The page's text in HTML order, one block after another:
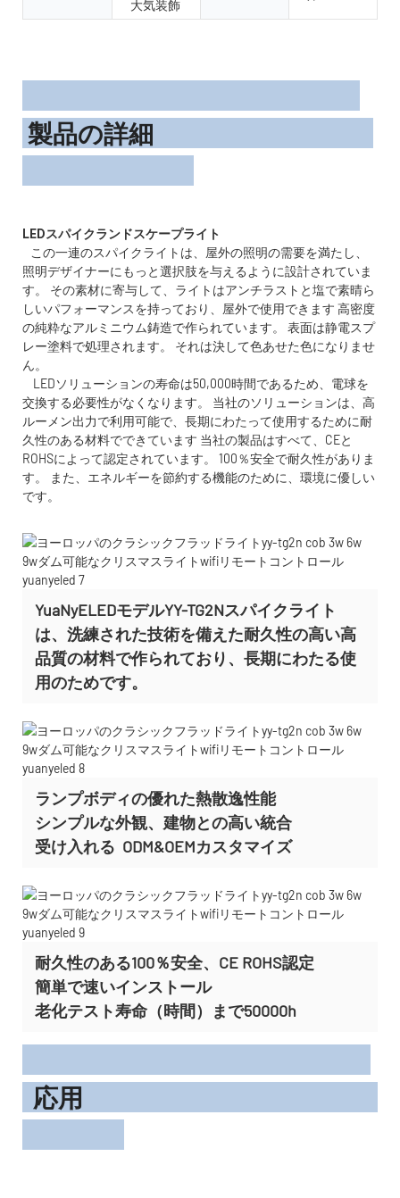
大気装飾
製品の詳細
この一連のスパイクライトは、屋外の照明の需要を満たし、
照明デザイナーにもっと選択肢を与えるように設計されていま
す。 その素材に寄与して、ライトはアンチラストと塩で素晴ら
しいパフォーマンスを持っており、屋外で使用できます 高密度
の純粋なアルミニウム鋳造で作られています。 表面は静電スプ
レー塗料で処理されます。 それは決して色あせた色になりませ
ん。
LEDソリューションの寿命は50,000時間であるため、電球を
交換する必要性がなくなります。 当社のソリューションは、高
ルーメン出力で利用可能で、長期にわたって使用するために耐
久性のある材料でできています 当社の製品はすべて、CEと
ROHSによって認定されています。 100％安全で耐久性がありま
す。 また、エネルギーを節約する機能のために、環境に優しい
です。
YuaNyELEDモデルYY-TG2Nスパイクライト
は、洗練された技術を備えた耐久性の高い高
品質の材料で作られており、長期にわたる使
用のためです。
ランプボディの優れた熱散逸性能
シンプルな外観、建物との高い統合
受け入れる ODM&OEMカスタマイズ
耐久性のある100％安全、CE ROHS認定
簡単で速いインストール
老化テスト寿命（時間）まで50000h
応用